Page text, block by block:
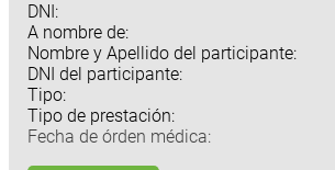
DNI:
A nombre de:
Nombre y Apellido del participante:
DNI del participante:
Tipo:
Tipo de prestación:
Fecha de órden médica: